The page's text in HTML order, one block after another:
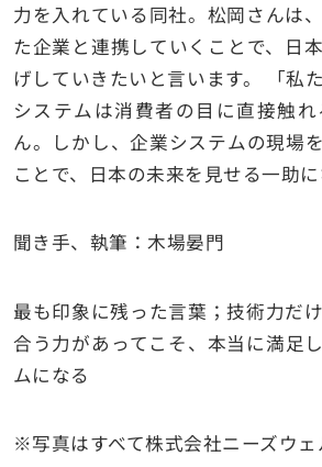
力を入れている同社。松岡さんは
た企業と連携していくことで、日
げしていきたいと言います。 「私
システムは消費者の目に直接触
ん。しかし、企業システムの現場
ことで、日本の未来を見せる一助に
聞き手、執筆：木場晏門
最も印象に残った言葉；技術力だ
合う力があってこそ、本当に満足
ムになる
※写真はすべて株式会社ニーズウェ